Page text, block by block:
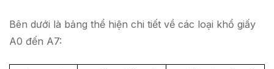
Bên dưới là bảng thể hiện chi tiết về các loại khổ giấy
A0 đến A7: